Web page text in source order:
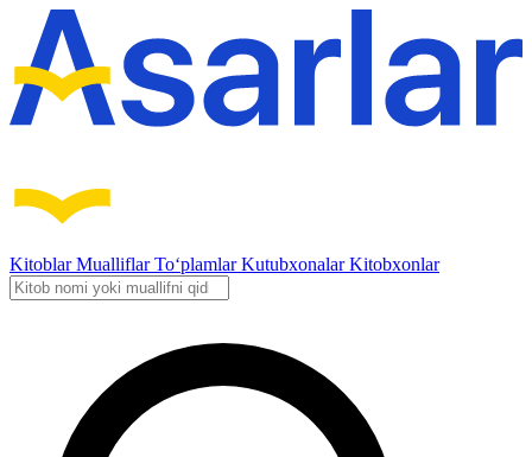
KitoblarMualliflarTo‘plamlarKutubxonalarKitobxonlar